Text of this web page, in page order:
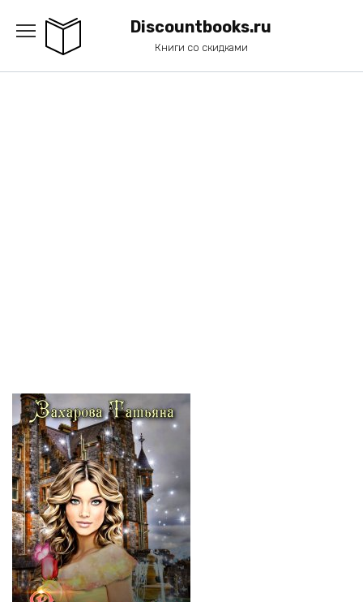
содержанию
Discountbooks.ru
Книги со скидками